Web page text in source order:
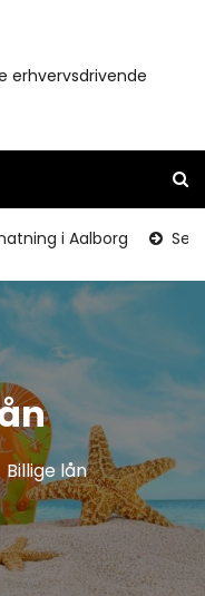
erhvervsdrivende
i Aalborg
Billige lån